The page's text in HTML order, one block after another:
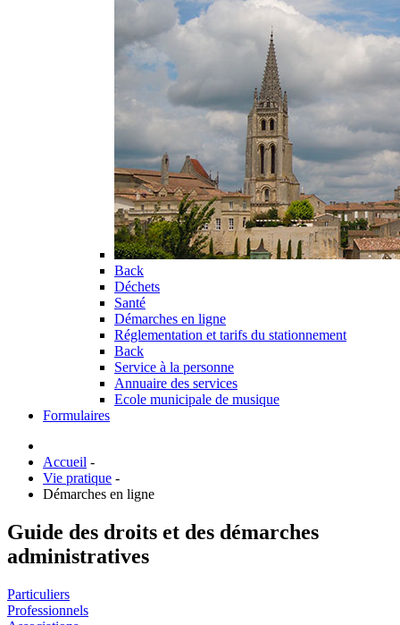
Back
Déchets
Santé
Démarches en ligne
Réglementation et tarifs du stationnement
Back
Service à la personne
Annuaire des services
Ecole municipale de musique
Formulaires
Accueil -
Vie pratique -
Démarches en ligne
Guide des droits et des démarches
administratives
Particuliers
Professionnels